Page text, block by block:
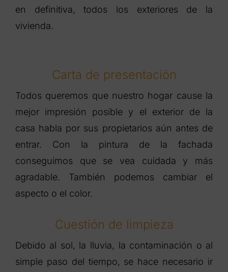
en definitiva, todos los exteriores de la
vivienda.
Carta de presentación
Todos queremos que nuestro hogar cause la
mejor impresión posible y el exterior de la
casa habla por sus propietarios aún antes de
entrar. Con la pintura de la fachada
conseguimos que se vea cuidada y más
agradable. También podemos cambiar el
aspecto o el color.
Cuestión de limpieza
Debido al sol, la lluvia, la contaminación o al
simple paso del tiempo, se hace necesario ir